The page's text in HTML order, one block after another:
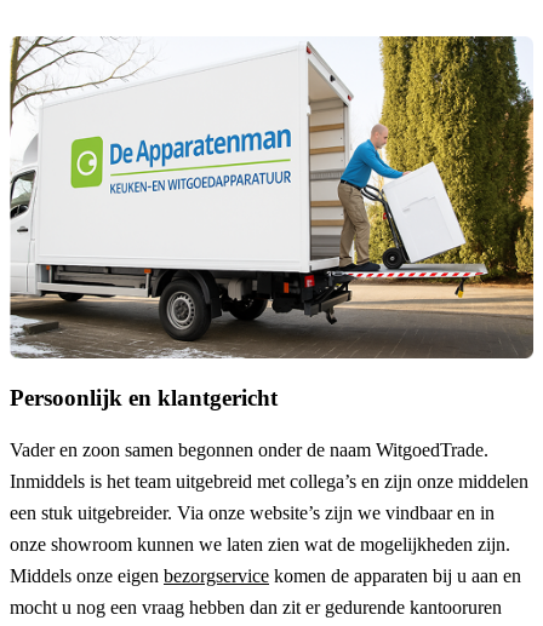
Persoonlijk en klantgericht
Vader en zoon samen begonnen onder de naam WitgoedTrade.
Inmiddels is het team uitgebreid met collega’s en zijn onze middelen
een stuk uitgebreider. Via onze website’s zijn we vindbaar en in
onze showroom kunnen we laten zien wat de mogelijkheden zijn.
Middels onze eigen bezorgservice komen de apparaten bij u aan en
mocht u nog een vraag hebben dan zit er gedurende kantooruren